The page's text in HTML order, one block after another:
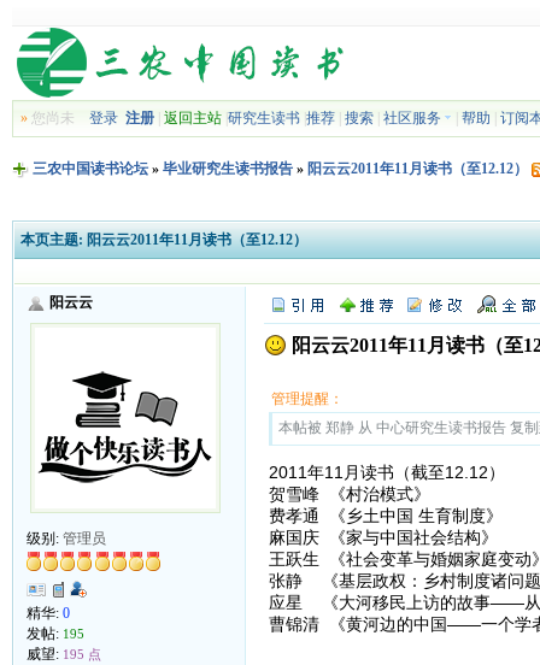
»您尚未 登录 注册| 返回主站| 研究生读书| 推荐| 搜索| 社区服务 帮助 订阅
三农中国读书论坛» 毕业研究生读书报告» 阳云云2011年11月读书（至12.12）
本页主题: 阳云云2011年11月读书（至12.12）
阳云云
级别: 管理员
精华: 0
发帖: 195
威望: 195 点
阳云云2011年11月读书（至
管理提醒：
本帖被 郑静 从 中心研究生读书报告 复
2011年11月读书（截至12.12）
贺雪峰 《村治模式》
费孝通 《乡土中国 生育制度》
麻国庆 《家与中国社会结构》
王跃生 《社会变革与婚姻家庭变动
张静 《基层政权：乡村制度诸问
应星 《大河移民上访的故事——从“
曹锦清 《黄河边的中国——一个学